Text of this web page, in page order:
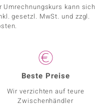
kann sich
gesetzl. MwSt. und zzgl.
Beste Preise
Wir verzichten auf teure
Zwischenhändler